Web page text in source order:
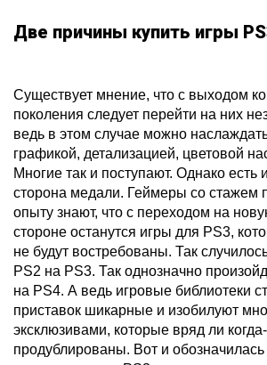
Две причины купить игры
Существует мнение, что с выходом
поколения следует перейти на них
ведь в этом случае можно
графикой, детализацией, цветовой
Многие так и поступают. Однако есть
сторона медали. Геймеры со стажем
опыту знают, что с переходом на
стороне останутся игры для PS3,
не будут востребованы. Так
PS2 на PS3. Так однозначно
на PS4. А ведь игровые библиотеки
приставок шикарные и изобилуют
эксклюзивами, которые вряд ли
продублированы. Вот и